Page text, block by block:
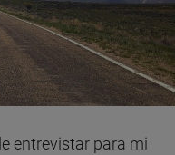
entrevistar para mi